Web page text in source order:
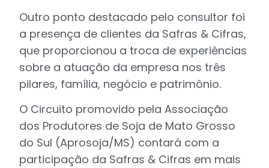
Outro ponto destacado pelo consultor foi
a presença de clientes da Safras & Cifras,
que proporcionou a troca de experiências
sobre a atuação da empresa nos três
pilares, família, negócio e patrimônio.
O Circuito promovido pela Associação
dos Produtores de Soja de Mato Grosso
do Sul (Aprosoja/MS) contará com a
participação da Safras & Cifras em mais